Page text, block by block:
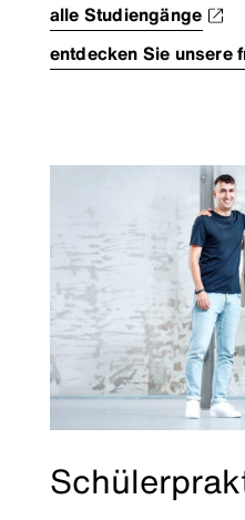
alle Studiengänge
entdecken Sie unsere